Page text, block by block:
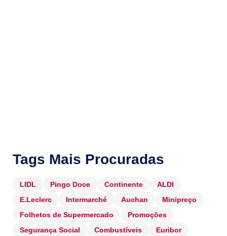
Tags Mais Procuradas
LIDL Pingo Doce Continente
ALDI
E.Leclerc
Intermarché Auchan
Minipreço
Folhetos de Supermercado
Promoções
Segurança Social
Combustíveis
Euribor